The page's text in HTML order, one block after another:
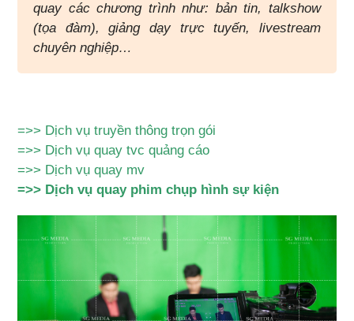
quay các chương trình như: bản tin, talkshow
(tọa đàm), giảng dạy trực tuyến, livestream
chuyên nghiệp…
=>> Dịch vụ truyền thông trọn gói
=>> Dịch vụ quay tvc quảng cáo
=>> Dịch vụ quay mv
=>> Dịch vụ quay phim chụp hình sự kiện